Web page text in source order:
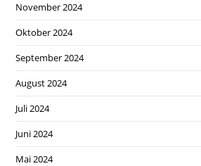
November 2024
Oktober 2024
September 2024
August 2024
Juli 2024
Juni 2024
Mai 2024